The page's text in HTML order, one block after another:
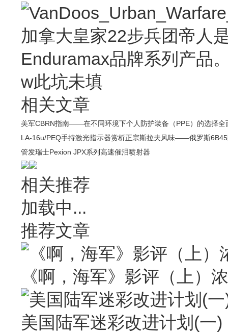
加拿大皇家22步兵团帝人
Enduramax品牌系列产品
w此坑未填
相关文章
美军CBRN指南——在不同环境下个人防护装备（PPE）的选择全
LA-16u/PEQ手持激光指示器赏析正宗斯拉夫风味——俄罗斯6B45
管发瑞士Pexion JPX系列高速催泪喷射器
相关推荐
加载中...
推荐文章
《啊，海军》影评（上）
美国陆军迷彩改进计划(一)